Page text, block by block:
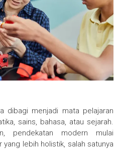
dibagi menjadi mata pelajaran
sains, bahasa, atau sejarah.
pendekatan modern mulai
lebih holistik, salah satunya